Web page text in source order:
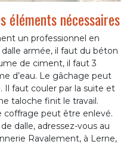
éléments nécessaires
un professionnel en
armée, il faut du béton
de ciment, il faut 3
d’eau. Le gâchage peut
Il faut couler par la suite et
taloche finit le travail.
coffrage peut être enlevé.
dalle, adressez-vous au
Ravalement, à Lerne,